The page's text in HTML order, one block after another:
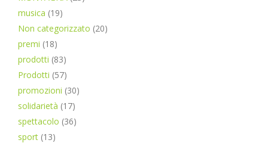
musica (19)
Non categorizzato (20)
premi (18)
prodotti (83)
Prodotti (57)
promozioni (30)
solidarietà (17)
spettacolo (36)
sport (13)